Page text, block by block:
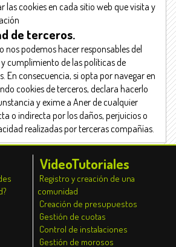
las cookies en cada sitio web que visita y
de terceros.
nos podemos hacer responsables del
cumplimiento de las políticas de
En consecuencia, si opta por navegar en
cookies de terceros, declara hacerlo
y exime a Aner de cualquier
o indirecta por los daños, perjuicios o
realizadas por terceras compañías.
VideoTutoriales
Registro y creación de una
comunidad
Creación de presupuestos
Gestión de cuotas
Control de instalaciones
Gestión de morosos